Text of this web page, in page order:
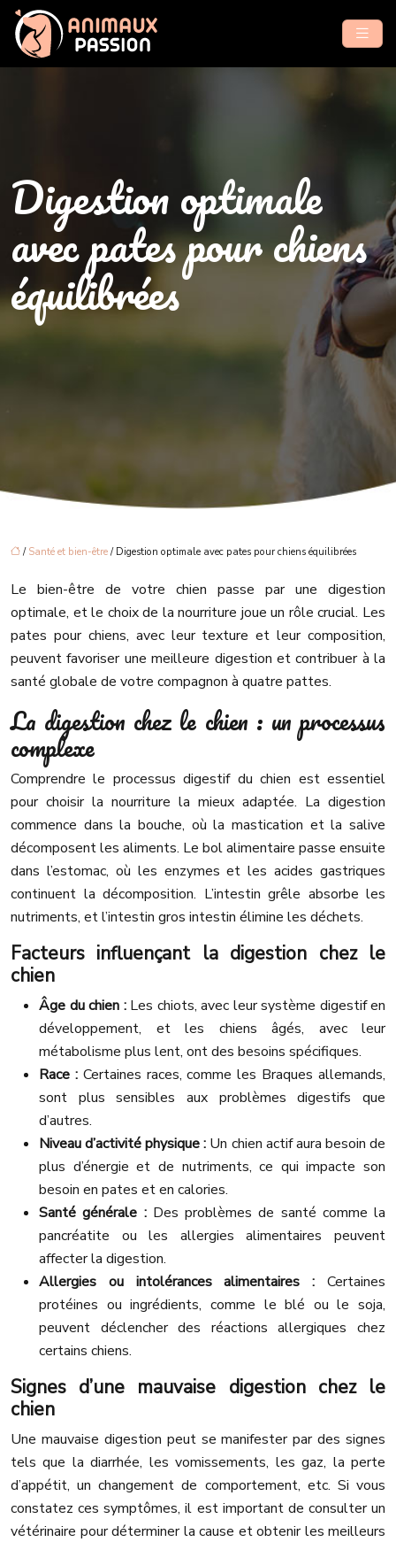
Digestion optimale
avec pates pour chiens
équilibrées
/ Santé et bien-être / Digestion optimale avec pates pour chiens équilibrées
Le bien-être de votre chien passe par une digestion
optimale, et le choix de la nourriture joue un rôle crucial. Les
pates pour chiens, avec leur texture et leur composition,
peuvent favoriser une meilleure digestion et contribuer à la
santé globale de votre compagnon à quatre pattes.
La digestion chez le chien : un processus
complexe
Comprendre le processus digestif du chien est essentiel
pour choisir la nourriture la mieux adaptée. La digestion
commence dans la bouche, où la mastication et la salive
décomposent les aliments. Le bol alimentaire passe ensuite
dans l’estomac, où les enzymes et les acides gastriques
continuent la décomposition. L’intestin grêle absorbe les
nutriments, et l’intestin gros intestin élimine les déchets.
Facteurs influençant la digestion chez le
chien
Âge du chien : Les chiots, avec leur système digestif en
développement, et les chiens âgés, avec leur
métabolisme plus lent, ont des besoins spécifiques.
Race : Certaines races, comme les Braques allemands,
sont plus sensibles aux problèmes digestifs que
d’autres.
Niveau d’activité physique : Un chien actif aura besoin de
plus d’énergie et de nutriments, ce qui impacte son
besoin en pates et en calories.
Santé générale : Des problèmes de santé comme la
pancréatite ou les allergies alimentaires peuvent
affecter la digestion.
Allergies ou intolérances alimentaires : Certaines
protéines ou ingrédients, comme le blé ou le soja,
peuvent déclencher des réactions allergiques chez
certains chiens.
Signes d’une mauvaise digestion chez le
chien
Une mauvaise digestion peut se manifester par des signes
tels que la diarrhée, les vomissements, les gaz, la perte
d’appétit, un changement de comportement, etc. Si vous
constatez ces symptômes, il est important de consulter un
vétérinaire pour déterminer la cause et obtenir les meilleurs